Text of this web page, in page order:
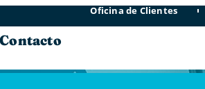
Oficina de Clientes
Contacto